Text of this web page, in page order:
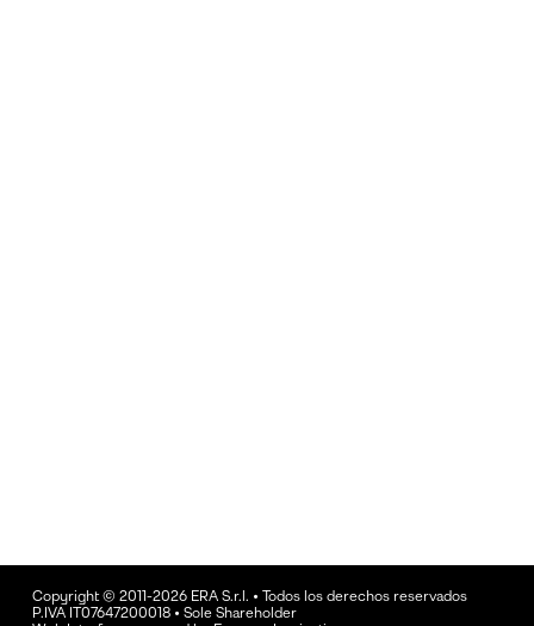
Copyright © 2011-2026 ERA S.r.l. • Todos los derechos reservados
P.IVA IT07647200018 • Sole Shareholder